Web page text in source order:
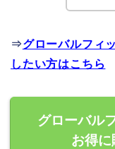
⇒グローバルフィ
したい方はこちら
グローバル
お得に